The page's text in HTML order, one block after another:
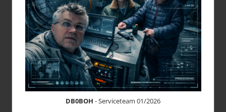
DB0BOH - Serviceteam 01/2026